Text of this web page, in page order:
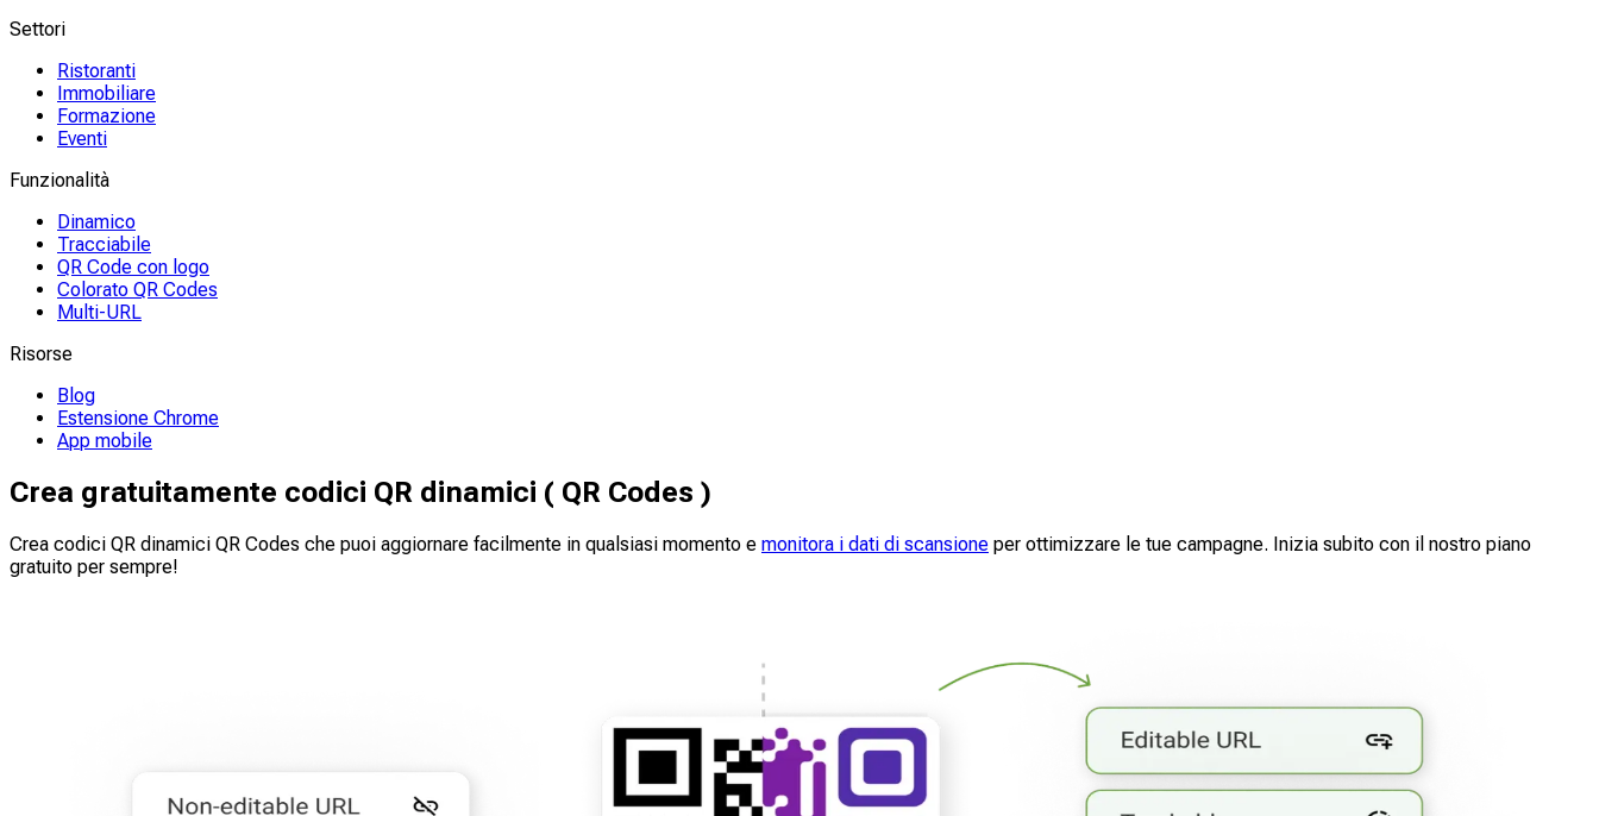
Settori
Ristoranti
Immobiliare
Formazione
Eventi
Funzionalità
Dinamico
Tracciabile
QR Code con logo
Colorato QR Codes
Multi-URL
Risorse
Blog
Estensione Chrome
App mobile
Crea gratuitamente codici QR dinamici ( QR Codes )
Crea codici QR dinamici QR Codes che puoi aggiornare facilmente in qualsiasi momento e monitora i dati di scansione per ottimizzare le tue campagne. Inizia subito con il nostro piano
gratuito per sempre!